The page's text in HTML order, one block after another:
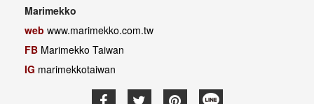
Marimekko
web www.marimekko.com.tw
FB Marimekko Taiwan
IG marimekkotaiwan